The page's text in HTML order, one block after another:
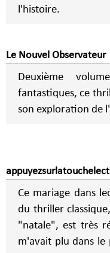
l'histoire.
Le Nouvel Observateur
Deuxième
fantastiques, ce
son exploration de
Ce mariage dans
du thriller
"natale", est très
m'avait plu dans le